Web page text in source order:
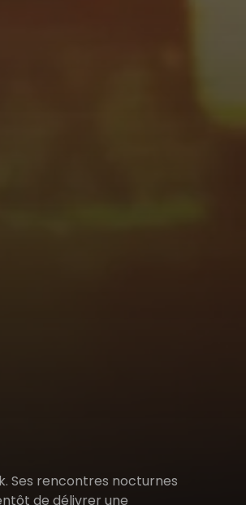
Ses rencontres nocturnes
de délivrer une